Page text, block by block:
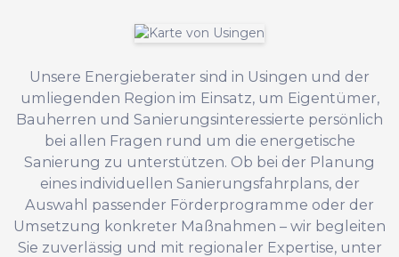
Unsere Energieberater sind in Usingen und der
umliegenden Region im Einsatz, um Eigentümer,
Bauherren und Sanierungsinteressierte persönlich
bei allen Fragen rund um die energetische
Sanierung zu unterstützen. Ob bei der Planung
eines individuellen Sanierungsfahrplans, der
Auswahl passender Förderprogramme oder der
Umsetzung konkreter Maßnahmen – wir begleiten
Sie zuverlässig und mit regionaler Expertise, unter